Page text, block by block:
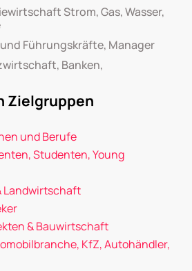
Strom, Gas, Wasser,
Führungskräfte, Manager
Banken,
Zielgruppen
und Berufe
Studenten, Young
Landwirtschaft
& Bauwirtschaft
KfZ, Autohändler,